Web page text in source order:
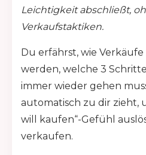
Leichtigkeit abschließt,
Verkaufstaktiken.
Du erfährst, wie
werden, welche 3
immer wieder gehen
automatisch zu dir zieht,
will kaufen“-Gefühl
verkaufen.